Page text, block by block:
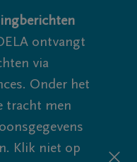
ontvangt
via
Onder het
tracht men
Klik niet op